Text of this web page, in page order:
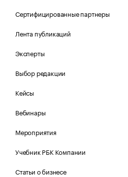
Сертифицированные партнеры
Лента публикаций
Эксперты
Выбор редакции
Кейсы
Вебинары
Мероприятия
Учебник РБК Компании
Статьи о бизнесе